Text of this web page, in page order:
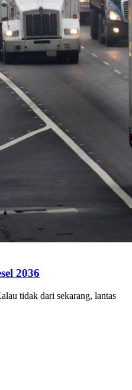
2036
tidak dari sekarang, lantas